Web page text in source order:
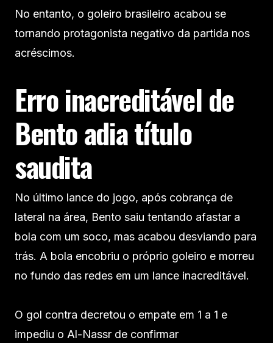
No entanto, o goleiro brasileiro acabou se
tornando protagonista negativo da partida nos
acréscimos.
Erro inacreditável de
Bento adia título
saudita
No último lance do jogo, após cobrança de
lateral na área, Bento saiu tentando afastar a
bola com um soco, mas acabou desviando para
trás. A bola encobriu o próprio goleiro e morreu
no fundo das redes em um lance inacreditável.
O gol contra decretou o empate em 1 a 1 e
impediu o Al-Nassr de confirmar